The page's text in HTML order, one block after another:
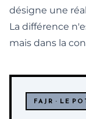
désigne une
La différence
mais dans la
FAJR · LE